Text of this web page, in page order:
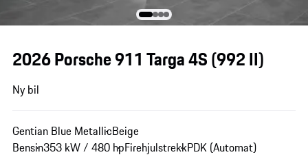
2026 Porsche 911 Targa 4S(992 II)
Ny bil
Gentian Blue MetallicBeige
Bensin353 kW / 480 hpFirehjulstrekkPDK (Automat)